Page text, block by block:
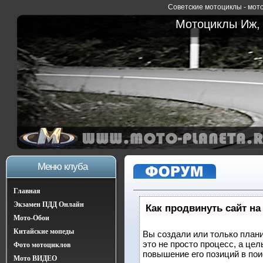
Советские мотоциклы -
Мотоциклы Иж,
Меню клуба
Главная
Экзамен ПДД Онлайн
Мото-Обои
Китайские мопеды
Фото мотоциклов
Мото ВИДЕО
Как продвинуть сайт
Вы создали или только
это не просто процесс, а
повышение его позиций в